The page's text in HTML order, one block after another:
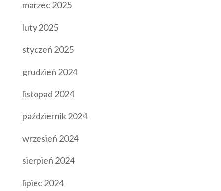
marzec 2025
luty 2025
styczeń 2025
grudzień 2024
listopad 2024
październik 2024
wrzesień 2024
sierpień 2024
lipiec 2024